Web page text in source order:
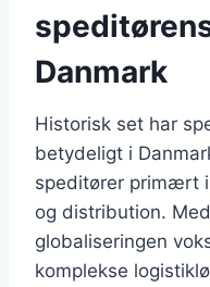
Danmark
Historisk set har
betydeligt i
speditører primært
og distribution.
globaliseringen
komplekse